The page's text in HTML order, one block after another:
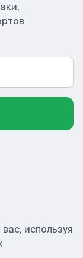
используя